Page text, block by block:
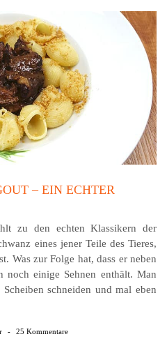
– EIN ECHTER
zu den echten Klassikern der
eines jener Teile des Tieres,
Was zur Folge hat, dass er neben
noch einige Sehnen enthält. Man
schneiden und mal eben
- 25 Kommentare